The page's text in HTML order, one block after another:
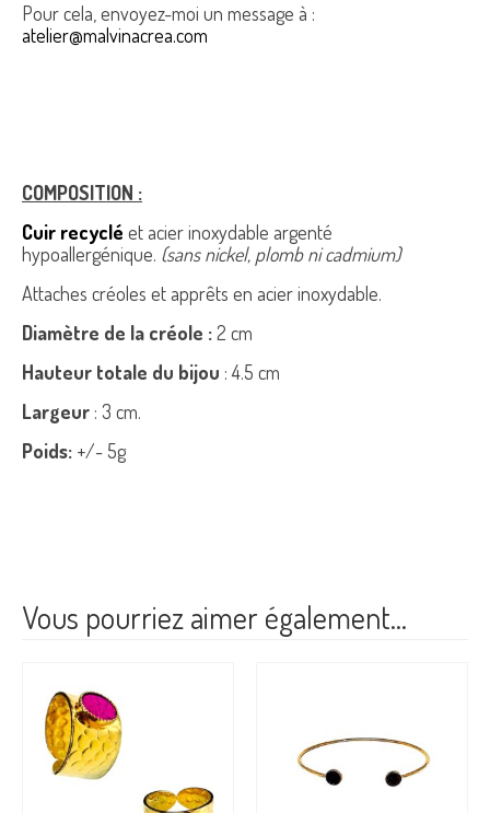
Pour cela, envoyez-moi un message à :
atelier@malvinacrea.com
COMPOSITION :
Cuir recyclé et acier inoxydable argenté
hypoallergénique. (sans nickel, plomb ni cadmium)
Attaches créoles et apprêts en acier inoxydable.
Diamètre de la créole :2 cm
Hauteur totale du bijou : 4.5 cm
Largeur : 3 cm.
Poids: +/- 5g
Vous pourriez aimer également…